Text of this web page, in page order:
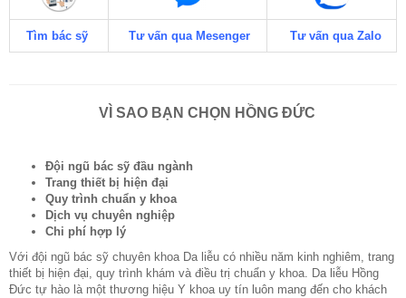
Tìm bác sỹ Tư vấn qua Mesenger Tư vấn qua Zalo
VÌ SAO BẠN CHỌN HỒNG ĐỨC
Đội ngũ bác sỹ đầu ngành
Trang thiết bị hiện đại
Quy trình chuẩn y khoa
Dịch vụ chuyên nghiệp
Chi phí hợp lý
Với đội ngũ bác sỹ chuyên khoa Da liễu có nhiều năm kinh nghiêm, trang
thiết bị hiện đại, quy trình khám và điều trị chuẩn y khoa. Da liễu Hồng
Đức tự hào là một thương hiệu Y khoa uy tín luôn mang đến cho khách